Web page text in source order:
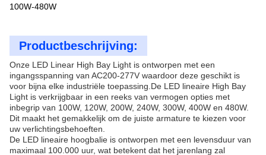
100W-480W
Productbeschrijving:
Onze LED Linear High Bay Light is ontworpen met een
ingangsspanning van AC200-277V waardoor deze geschikt is
voor bijna elke industriële toepassing.De LED lineaire High Bay
Light is verkrijgbaar in een reeks van vermogen opties met
inbegrip van 100W, 120W, 200W, 240W, 300W, 400W en 480W.
Dit maakt het gemakkelijk om de juiste armature te kiezen voor
uw verlichtingsbehoeften.
De LED lineaire hoogbalie is ontworpen met een levensduur van
maximaal 100.000 uur, wat betekent dat het jarenlang zal